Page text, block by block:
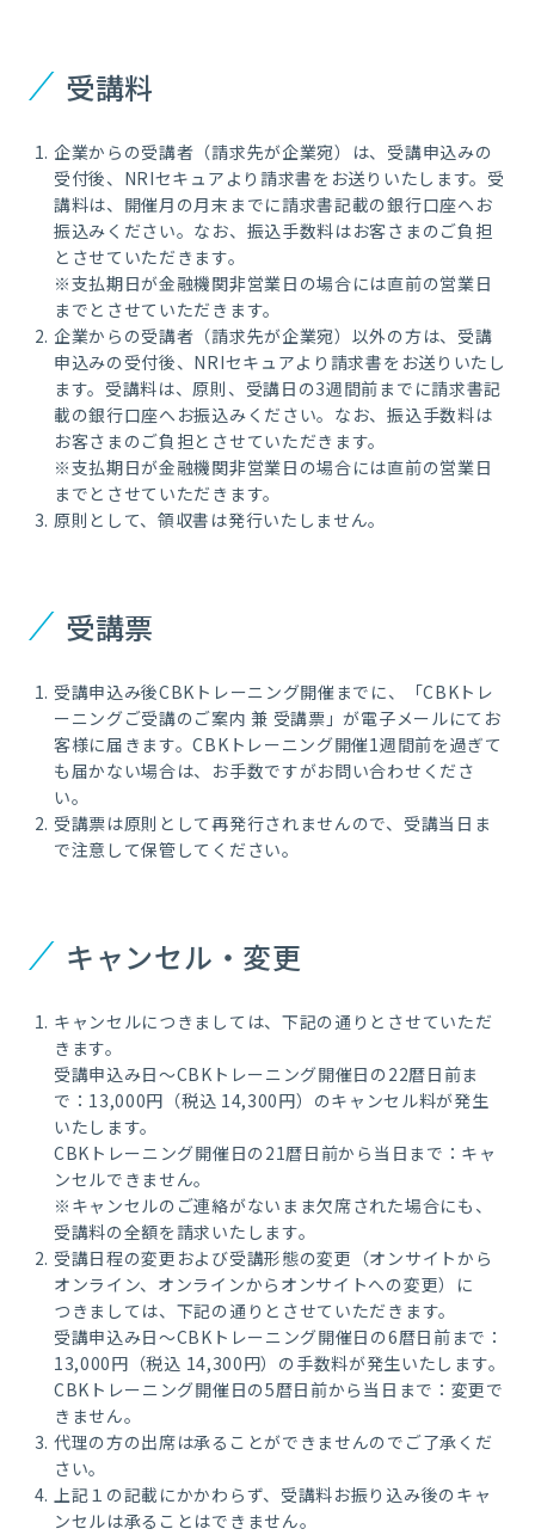
受講料
企業からの受講者（請求先が企業宛）は、受講申込みの
受付後、NRIセキュアより請求書をお送りいたします。受
講料は、開催月の月末までに請求書記載の銀行口座へお
振込みください。なお、振込手数料はお客さまのご負担
とさせていただきます。
※支払期日が金融機関非営業日の場合には直前の営業日
までとさせていただきます。
企業からの受講者（請求先が企業宛）以外の方は、受講
申込みの受付後、NRIセキュアより請求書をお送りいたし
ます。受講料は、原則、受講日の3週間前までに請求書記
載の銀行口座へお振込みください。なお、振込手数料は
お客さまのご負担とさせていただきます。
※支払期日が金融機関非営業日の場合には直前の営業日
までとさせていただきます。
原則として、領収書は発行いたしません。
受講票
受講申込み後CBKトレーニング開催までに、「CBKトレ
ーニングご受講のご案内 兼 受講票」が電子メールにてお
客様に届きます。CBKトレーニング開催1週間前を過ぎて
も届かない場合は、お手数ですがお問い合わせくださ
い。
受講票は原則として再発行されませんので、受講当日ま
で注意して保管してください。
キャンセル・変更
キャンセルにつきましては、下記の通りとさせていただ
きます。
受講申込み日～CBKトレーニング開催日の22暦日前ま
で：13,000円（税込 14,300円）のキャンセル料が発生
いたします。
CBKトレーニング開催日の21暦日前から当日まで：キャ
ンセルできません。
※キャンセルのご連絡がないまま欠席された場合にも、
受講料の全額を請求いたします。
受講日程の変更および受講形態の変更（オンサイトから
オンライン、オンラインからオンサイトへの変更）に
つきましては、下記の通りとさせていただきます。
受講申込み日～CBKトレーニング開催日の6暦日前まで：
13,000円（税込 14,300円）の手数料が発生いたします。
CBKトレーニング開催日の5暦日前から当日まで：変更で
きません。
代理の方の出席は承ることができませんのでご了承くだ
さい。
上記１の記載にかかわらず、受講料お振り込み後のキャ
ンセルは承ることはできません。